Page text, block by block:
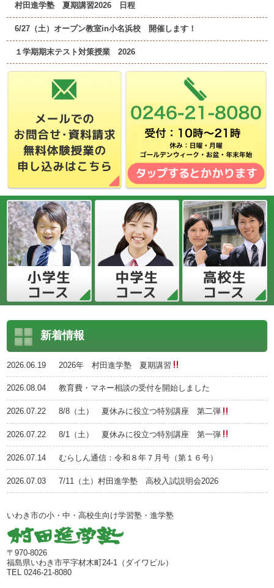
村田進学塾 夏期講習2026 日程
6/27（土）オープン教室in小名浜校 開催します！
１学期期末テスト対策授業 2026
新着情報
2026.06.19 2026年 村田進学塾 夏期講習
2026.08.04 教育費・マネー相談の受付を開始しました
2026.07.22 8/8（土） 夏休みに役立つ特別講座 第二弾
2026.07.22 8/1（土） 夏休みに役立つ特別講座 第一弾
2026.07.14 むらしん通信：令和８年７月号（第１６号）
2026.07.03 7/11（土）村田進学塾 高校入試説明会2026
いわき市の小・中・高校生向け学習塾・進学塾
〒970-8026
福島県いわき市平字材木町24-1（ダイワビル）
TEL 0246-21-8080